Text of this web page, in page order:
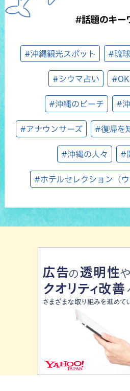
#話題のキー
#沖縄観光スポット #琉
#シウマ占い
#沖縄のビーチ #
#アナウンサーズ #復帰を
#沖縄の人々 #
#ホテルセレクション（